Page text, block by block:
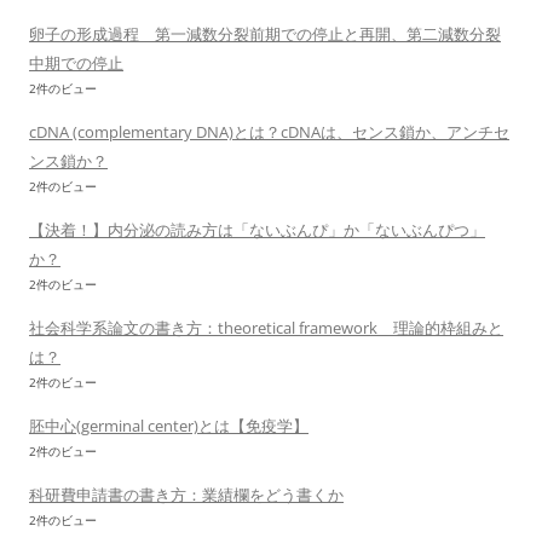
卵子の形成過程 第一減数分裂前期での停止と再開、第二減数分裂
中期での停止
2件のビュー
cDNA (complementary DNA)とは？cDNAは、センス鎖か、アンチセ
ンス鎖か？
2件のビュー
【決着！】内分泌の読み方は「ないぶんぴ」か「ないぶんぴつ」
か？
2件のビュー
社会科学系論文の書き方：theoretical framework 理論的枠組みと
は？
2件のビュー
胚中心(germinal center)とは【免疫学】
2件のビュー
科研費申請書の書き方：業績欄をどう書くか
2件のビュー